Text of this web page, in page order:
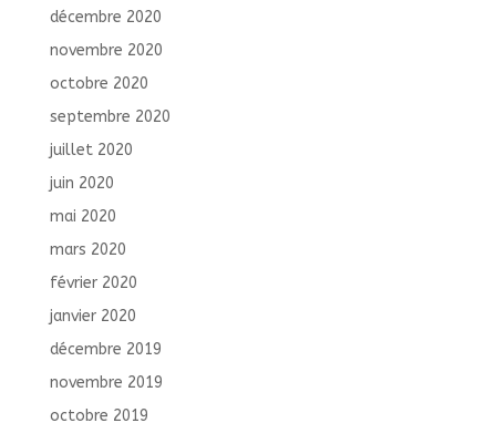
décembre 2020
novembre 2020
octobre 2020
septembre 2020
juillet 2020
juin 2020
mai 2020
mars 2020
février 2020
janvier 2020
décembre 2019
novembre 2019
octobre 2019